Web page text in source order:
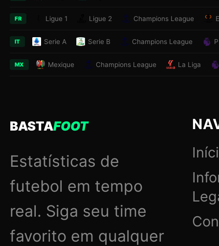
FR Ligue 1 Ligue 2 Champions League
IT Serie A Serie B Champions League
MX Mexique Champions League La Liga
BASTAFOOT
Estatísticas de
futebol em tempo
real. Siga seu time
favorito em qualquer